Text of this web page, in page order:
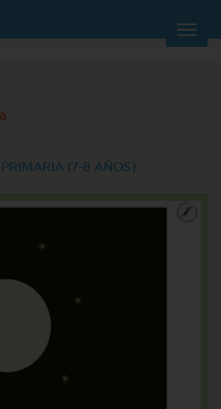
PRIMARIA (7-8 AÑOS)